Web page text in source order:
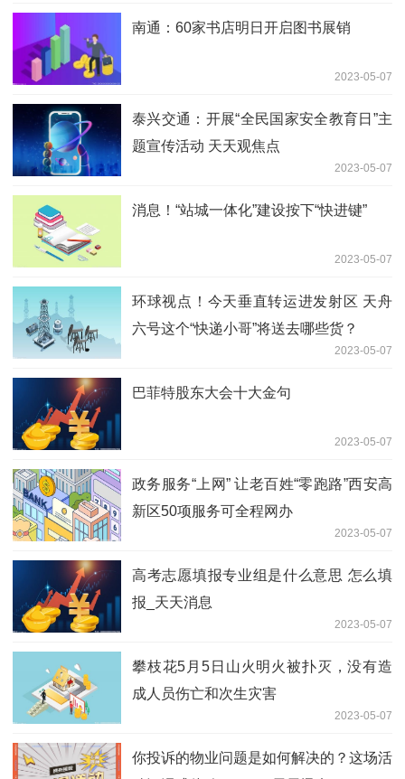
南通：60家书店明日开启图书展销
2023-05-07
泰兴交通：开展“全民国家安全教育日”主
题宣传活动 天天观焦点
2023-05-07
消息！“站城一体化”建设按下“快进键”
2023-05-07
环球视点！今天垂直转运进发射区 天舟
六号这个“快递小哥”将送去哪些货？
2023-05-07
巴菲特股东大会十大金句
2023-05-07
政务服务“上网” 让老百姓“零跑路”西安高
新区50项服务可全程网办
2023-05-07
高考志愿填报专业组是什么意思 怎么填
报_天天消息
2023-05-07
攀枝花5月5日山火明火被扑灭，没有造
成人员伤亡和次生灾害
2023-05-07
你投诉的物业问题是如何解决的？这场活